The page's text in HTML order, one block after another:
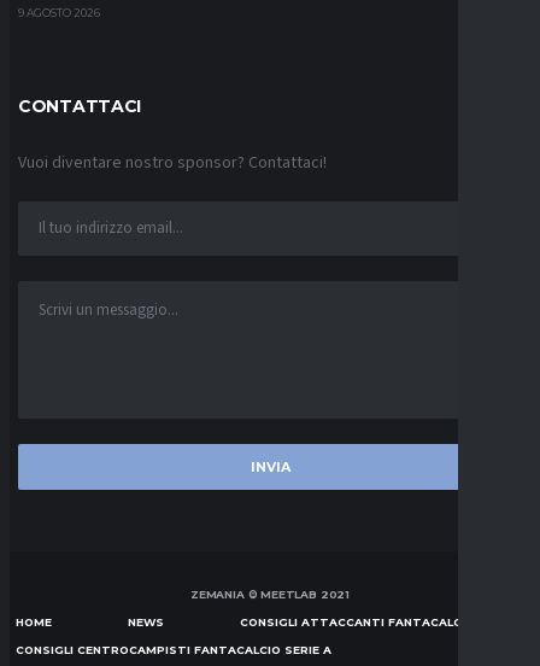
9 AGOSTO 2026
CONTATTACI
Vuoi diventare nostro sponsor? Contattaci!
ZEMANIA © MEETLAB 2021
HOME NEWS CONSIGLI ATTACCANTI FANTACALCIO SERIE A
CONSIGLI CENTROCAMPISTI FANTACALCIO SERIE A